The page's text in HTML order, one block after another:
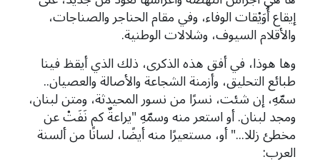
إيقاع أُوَيْقات الوفاء، وفي مقام الحناجر والصناجات،
والأقلام السيوف، وشلالات الوطنية.
وها هوذا، في أفق هذه الذكرى، ذلك الذي أيقظ فينا
طبائع التحليق، وأزمنة الشجاعة والأصالة والعصيان..
سمّهِ، إن شئت، نسرًا من نسور المحيدثة، ومتن لبنان،
ومجد لبنان. أو استعر منه وسمّهِ "يراعةٌ كم نَفَتْ عن
مخطئ زللا..." أو، مستعيرًا منه أيضًا، لسانًا من ألسنة
العرب: